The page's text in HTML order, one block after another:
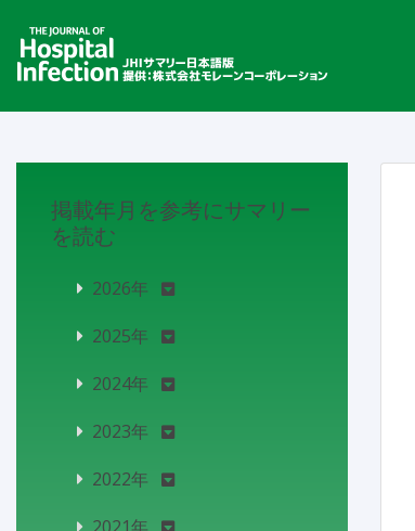
掲載年月を参考にサマリー
を読む
2026年
2025年
2024年
2023年
2022年